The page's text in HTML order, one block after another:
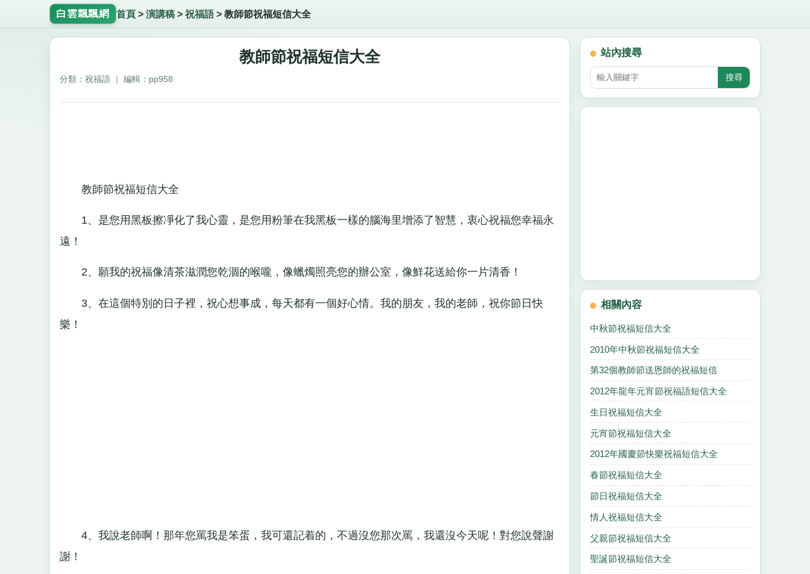
白雲飄飄網 首頁> 演講稿> 祝福語> 教師節祝福短信大全
教師節祝福短信大全
分類：祝福語 ｜ 編輯：pp958
教師節祝福短信大全
1、是您用黑板擦凈化了我心靈，是您用粉筆在我黑板一樣的腦海里增添了智慧，衷心祝福您幸福永
遠！
2、願我的祝福像清茶滋潤您乾涸的喉嚨，像蠟燭照亮您的辦公室，像鮮花送給你一片清香！
3、在這個特別的日子裡，祝心想事成，每天都有一個好心情。我的朋友，我的老師，祝你節日快
樂！
4、我說老師啊！那年您罵我是笨蛋，我可還記着的，不過沒您那次罵，我還沒今天呢！對您說聲謝
謝！
站內搜尋
相關內容
中秋節祝福短信大全
2010年中秋節祝福短信大全
第32個教師節送恩師的祝福短信
2012年龍年元宵節祝福語短信大全
生日祝福短信大全
元宵節祝福短信大全
2012年國慶節快樂祝福短信大全
春節祝福短信大全
節日祝福短信大全
情人祝福短信大全
父親節祝福短信大全
聖誕節祝福短信大全